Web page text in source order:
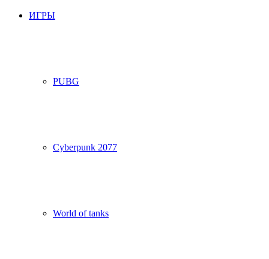
ИГРЫ
PUBG
Cyberpunk 2077
World of tanks